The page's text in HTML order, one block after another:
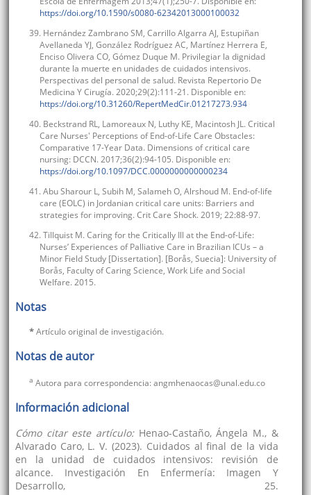
https://doi.org/10.1590/s0080-62342013000100032
39. Hernández Zambrano SM, Carrillo Algarra AJ, Estupiñan
Avellaneda YJ, González Rodríguez AC, Martínez Herrera E,
Enciso Olivera CO, Gómez Duque M. Privilegiar la dignidad
durante la muerte en unidades de cuidados intensivos.
Perspectivas del personal de salud. Revista Repertorio De
Medicina Y Cirugía. 2020;29(2):111-21. Disponible en:
https://doi.org/10.31260/RepertMedCir.01217273.934
40. Beckstrand RL, Lamoreaux N, Luthy KE, Macintosh JL. Critical
Care Nurses' Perceptions of End-of-Life Care Obstacles:
Comparative 17-Year Data. Dimensions of critical care
nursing: DCCN. 2017;36(2):94-105. Disponible en:
https://doi.org/10.1097/DCC.0000000000000234
41. Abu Sharour L, Subih M, Salameh O, Alrshoud M. End-of-life
care (EOLC) in Jordanian critical care units: Barriers and
strategies for improving. Crit Care Shock. 2019; 22:88-97.
42. Tillquist M. Caring for the Critically Ill at the End-of-Life:
Nurses’ Experiences of Palliative Care in Brazilian ICUs – a
Minor Field Study [Dissertation]. [Borås, Suecia]: University of
Borås, Faculty of Caring Science, Work Life and Social
Welfare. 2015.
Notas
*Artículo original de investigación.
Notas de autor
a Autora para correspondencia: angmhenaocas@unal.edu.co
Información adicional
Cómo citar este artículo: Henao-Castaño, Ángela M., &
Alvarado Caro, L. V. (2023). Cuidados al final de la vida
en la unidad de cuidados intensivos: revisión de
alcance. Investigación En Enfermería: Imagen Y
Desarrollo, 25.